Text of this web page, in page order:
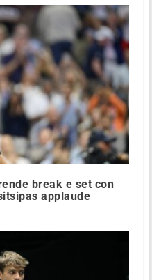
break e set con
applaude